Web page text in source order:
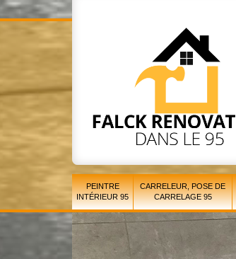
PEINTRE
INTÉRIEUR 95
CARRELEUR, POSE DE
CARRELAGE 95